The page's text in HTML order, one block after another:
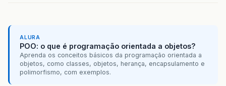
ALURA
POO: o que é programação orientada a objetos?
Aprenda os conceitos básicos da programação orientada a
objetos, como classes, objetos, herança, encapsulamento e
polimorfismo, com exemplos.